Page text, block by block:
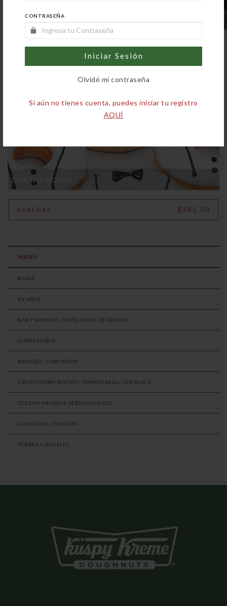
CONTRASEÑA
Iniciar Sesión
Olvidé mi contraseña
Si aún no tienes cuenta, puedes iniciar tu registro
AQUÍ
DOCENA NOVIO
AGREGAR $385.00
MENÚ
BODA
XV AÑOS
BABY SHOWER / REVELACIÓN DE GENERO
CUMPLEAÑOS
BAUTIZO / COMUNIÓN
EVENTO CORPORATIVO / EMPRESARIAL CON PLACA
DOCENA MENSAJE PERSONALIZADO
GLASEADAS / SELECTAS
TORRES Y PASTELES